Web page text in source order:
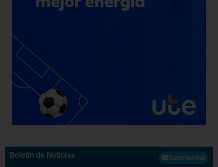
Boletín de Noticias Suscribirme